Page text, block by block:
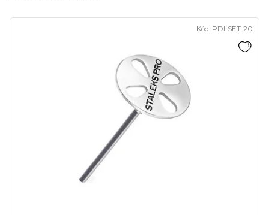
Kód: PDLSET-20